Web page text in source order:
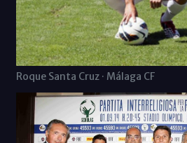
Roque Santa Cruz · Málaga CF